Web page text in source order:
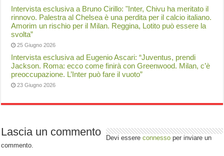
Intervista esclusiva a Bruno Cirillo: "Inter, Chivu ha meritato il
rinnovo. Palestra al Chelsea è una perdita per il calcio italiano.
Amorim un rischio per il Milan. Reggina, Lotito può essere la
svolta”
25 Giugno 2026
Intervista esclusiva ad Eugenio Ascari: “Juventus, prendi
Jackson. Roma: ecco come finirà con Greenwood. Milan, c’è
preoccupazione. L’Inter può fare il vuoto”
23 Giugno 2026
Lascia un commento Devi essereconnesso per inviare un
commento.